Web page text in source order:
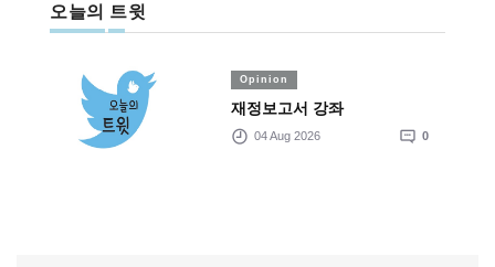
오늘의 트윗
Opinion
재정보고서 강좌
04 Aug 2026 0